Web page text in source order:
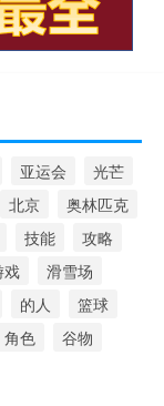
亚运会
光芒
北京
奥林匹克
技能
攻略
戏
滑雪场
的人
篮球
角色
谷物